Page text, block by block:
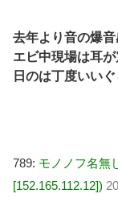
去年より音の爆音
エビ中現場は耳
日のは丁度いい
789: モノノフ名無
[152.165.112.12])